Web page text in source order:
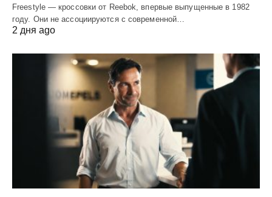
Freestyle — кроссовки от Reebok, впервые выпущенные в 1982
году. Они не ассоциируются с современной…
2 дня ago